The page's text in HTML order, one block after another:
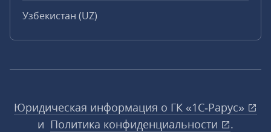
Узбекистан (UZ)
Юридическая информация о ГК «1С‑Рарус»
и Политика конфиденциальности
.